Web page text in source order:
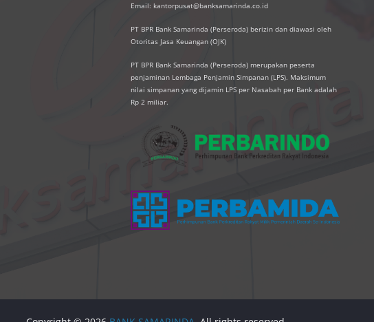
Email: kantorpusat@banksamarinda.co.id
PT BPR Bank Samarinda (Perseroda) berizin dan diawasi oleh
Otoritas Jasa Keuangan (OJK)
PT BPR Bank Samarinda (Perseroda) merupakan peserta
penjaminan Lembaga Penjamin Simpanan (LPS). Maksimum
nilai simpanan yang dijamin LPS per Nasabah per Bank adalah
Rp 2 miliar.